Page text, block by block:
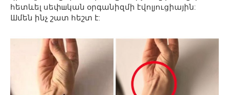
հետևել սեփшկան օրգանիզմի էվոլյուցիային:
Шմեն ինչ շատ հեշտ է: